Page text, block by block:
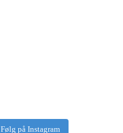
Følg på Instagram